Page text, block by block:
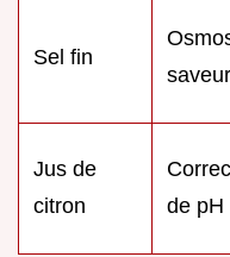
Sel fin
saveur
Jus de
citron
de pH